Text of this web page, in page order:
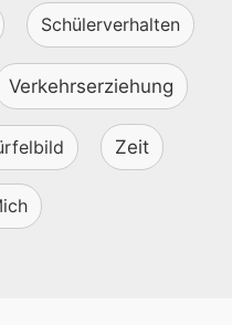
Schülerverhalten
Verkehrserziehung
Zeit